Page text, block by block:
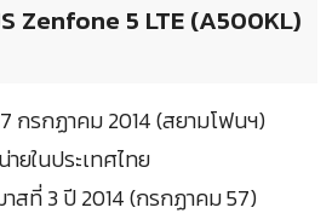
Zenfone 5 LTE (A500KL)
กรกฏาคม 2014 (สยามโฟนฯ)
ยในประเทศไทย
าสที่ 3 ปี 2014 (กรกฏาคม 57)